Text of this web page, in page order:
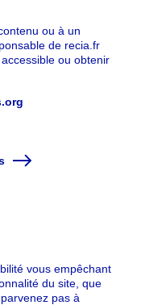
ou à un
de recia.fr
ou obtenir
vous empêchant
du site, que
pas à